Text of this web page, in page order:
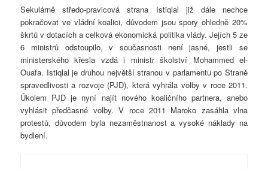
Sekulárně středo-pravicová strana Istiqlal již dále nechce
pokračovat ve vládní koalici, důvodem jsou spory ohledně 20%
škrtů v dotacích a celková ekonomická politika vlády. Jejích 5 ze
6 ministrů odstoupilo, v současnosti není jasné, jestli se
ministerského křesla vzdá i ministr školství Mohammed el-
Ouafa. Istiqlal je druhou největší stranou v parlamentu po Straně
spravedlivosti a rozvoje (PJD), která vyhrála volby v roce 2011.
Úkolem PJD je nyní najít nového koaličního partnera, anebo
vyhlásit předčasné volby. V roce 2011 Maroko zasáhla vlna
protestů, důvodem byla nezaměstnanost a vysoké náklady na
bydlení.